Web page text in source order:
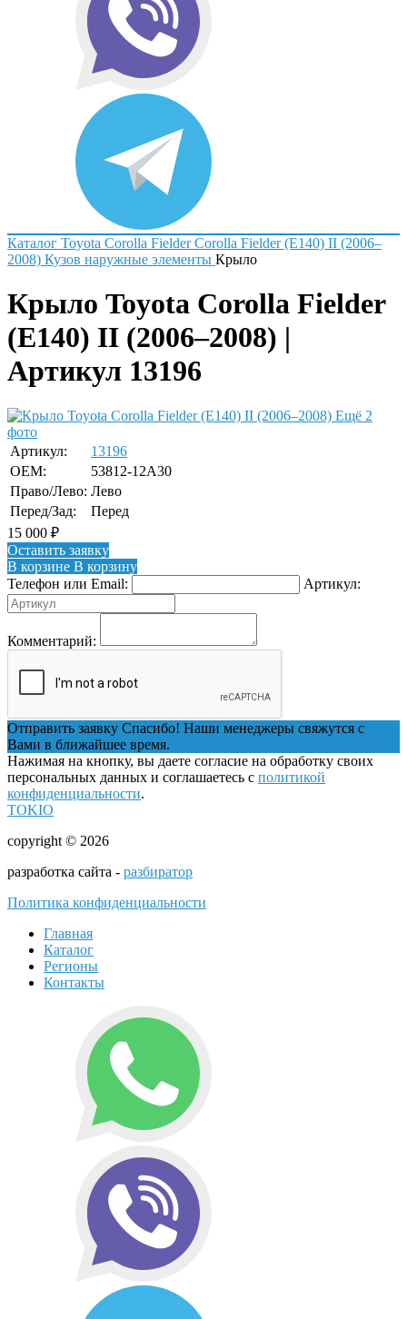
Каталог Toyota Corolla Fielder Corolla Fielder (E140) II (2006–
2008) Кузов наружные элементы Крыло
Крыло Toyota Corolla Fielder
(E140) II (2006–2008) |
Артикул 13196
Ещё 2
фото
Артикул:
13196
OEM:
53812-12A30
Право/Лево: Лево
Перед/Зад:
Перед
15 000 ₽
Оставить заявку
В корзине В корзину
Телефон или Email:
Артикул:
Комментарий:
Отправить заявку Спасибо! Наши менеджеры свяжутся с
Вами в ближайшее время.
Нажимая на кнопку, вы даете согласие на обработку своих
персональных данных и соглашаетесь с политикой
конфиденциальности.
TOKIO
copyright © 2026
разработка сайта - разбиратор
Политика конфиденциальности
Главная
Каталог
Регионы
Контакты